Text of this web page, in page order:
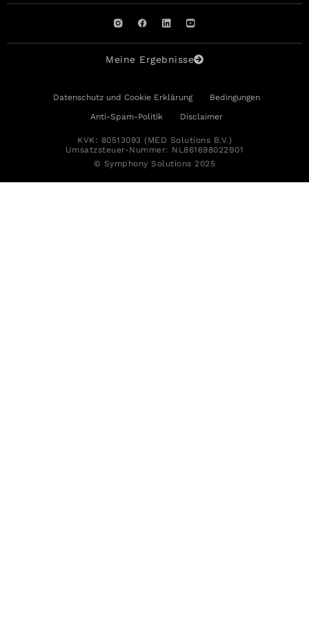
Meine Ergebnisse
Datenschutz und Cookie Erklärung
Bedingungen
Anti-Spam-Politik
Disclaimer
KVK: 80513093 (MED Solutions B.V.)
Umsatzsteuer-Nummer: NL861698022B01
© Symphony Solutions 2025